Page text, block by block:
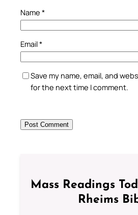
Name *
Email*
Save my name, email, and
for the next time I comment.
Mass Readings
Rheims